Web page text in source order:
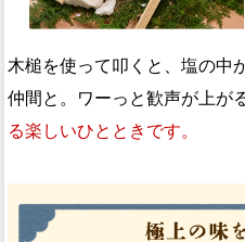
木槌を使って叩くと、塩の中
仲間と。ワーっと歓声が上が
る楽しいひとときです。